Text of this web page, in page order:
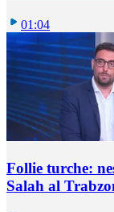
01:04
Follie turche:
Salah al